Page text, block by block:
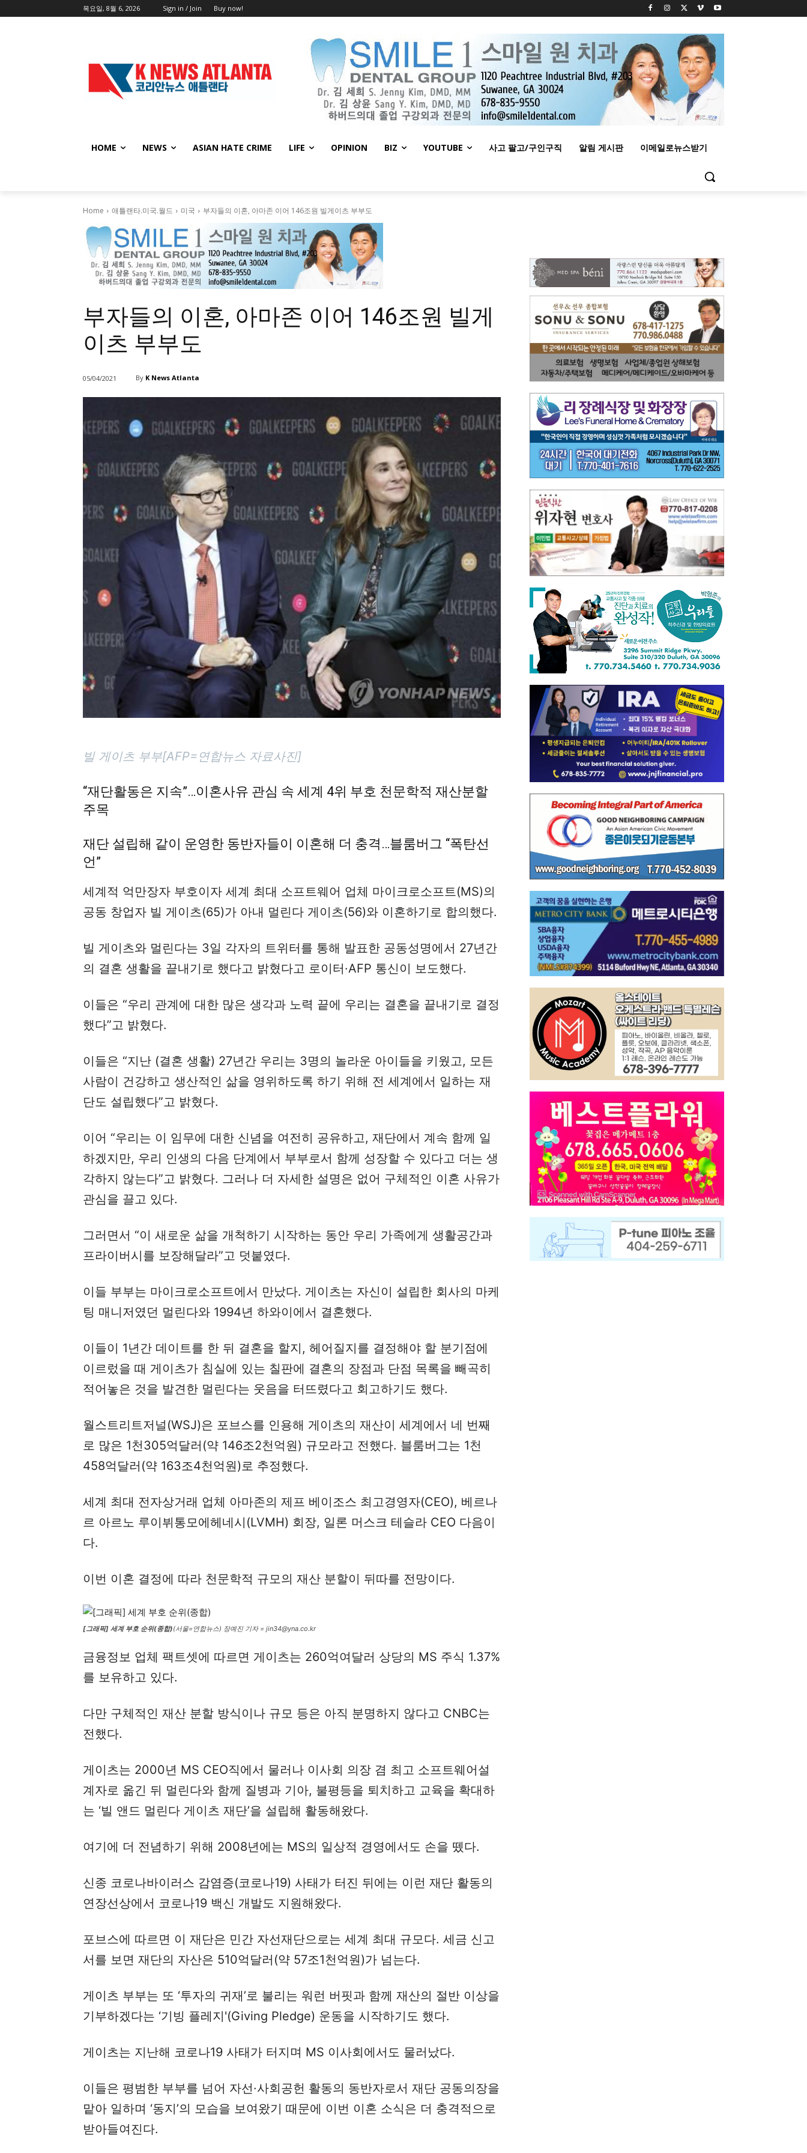
목요일, 8월 6, 2026 Sign in / Join Buy now!
HOME NEWS ASIAN HATE CRIME LIFE OPINION BIZ YOUTUBE 사고 팔고/구인구직 알림 게시판 이메일로뉴스받기
Home 애틀랜타.미국.월드 미국 부자들의 이혼, 아마존 이어 146조원 빌게이츠 부부도
부자들의 이혼, 아마존 이어 146조원 빌게
이츠 부부도
05/04/2021 By K News Atlanta
빌 게이츠 부부[AFP=연합뉴스 자료사진]
“재단활동은 지속”…이혼사유 관심 속 세계 4위 부호 천문학적 재산분할
주목
재단 설립해 같이 운영한 동반자들이 이혼해 더 충격…블룸버그 “폭탄선
언”
세계적 억만장자 부호이자 세계 최대 소프트웨어 업체 마이크로소프트(MS)의
공동 창업자 빌 게이츠(65)가 아내 멀린다 게이츠(56)와 이혼하기로 합의했다.
빌 게이츠와 멀린다는 3일 각자의 트위터를 통해 발표한 공동성명에서 27년간
의 결혼 생활을 끝내기로 했다고 밝혔다고 로이터·AFP 통신이 보도했다.
이들은 “우리 관계에 대한 많은 생각과 노력 끝에 우리는 결혼을 끝내기로 결정
했다”고 밝혔다.
이들은 “지난 (결혼 생활) 27년간 우리는 3명의 놀라운 아이들을 키웠고, 모든
사람이 건강하고 생산적인 삶을 영위하도록 하기 위해 전 세계에서 일하는 재
단도 설립했다”고 밝혔다.
이어 “우리는 이 임무에 대한 신념을 여전히 공유하고, 재단에서 계속 함께 일
하겠지만, 우리 인생의 다음 단계에서 부부로서 함께 성장할 수 있다고 더는 생
각하지 않는다”고 밝혔다. 그러나 더 자세한 설명은 없어 구체적인 이혼 사유가
관심을 끌고 있다.
그러면서 “이 새로운 삶을 개척하기 시작하는 동안 우리 가족에게 생활공간과
프라이버시를 보장해달라”고 덧붙였다.
이들 부부는 마이크로소프트에서 만났다. 게이츠는 자신이 설립한 회사의 마케
팅 매니저였던 멀린다와 1994년 하와이에서 결혼했다.
이들이 1년간 데이트를 한 뒤 결혼을 할지, 헤어질지를 결정해야 할 분기점에
이르렀을 때 게이츠가 침실에 있는 칠판에 결혼의 장점과 단점 목록을 빼곡히
적어놓은 것을 발견한 멀린다는 웃음을 터뜨렸다고 회고하기도 했다.
월스트리트저널(WSJ)은 포브스를 인용해 게이츠의 재산이 세계에서 네 번째
로 많은 1천305억달러(약 146조2천억원) 규모라고 전했다. 블룸버그는 1천
458억달러(약 163조4천억원)로 추정했다.
세계 최대 전자상거래 업체 아마존의 제프 베이조스 최고경영자(CEO), 베르나
르 아르노 루이뷔통모에헤네시(LVMH) 회장, 일론 머스크 테슬라 CEO 다음이
다.
이번 이혼 결정에 따라 천문학적 규모의 재산 분할이 뒤따를 전망이다.
[그래픽] 세계 부호 순위(종합)(서울=연합뉴스) 장예진 기자 = jin34@yna.co.kr
금융정보 업체 팩트셋에 따르면 게이츠는 260억여달러 상당의 MS 주식 1.37%
를 보유하고 있다.
다만 구체적인 재산 분할 방식이나 규모 등은 아직 분명하지 않다고 CNBC는
전했다.
게이츠는 2000년 MS CEO직에서 물러나 이사회 의장 겸 최고 소프트웨어설
계자로 옮긴 뒤 멀린다와 함께 질병과 기아, 불평등을 퇴치하고 교육을 확대하
는 ‘빌 앤드 멀린다 게이츠 재단’을 설립해 활동해왔다.
여기에 더 전념하기 위해 2008년에는 MS의 일상적 경영에서도 손을 뗐다.
신종 코로나바이러스 감염증(코로나19) 사태가 터진 뒤에는 이런 재단 활동의
연장선상에서 코로나19 백신 개발도 지원해왔다.
포브스에 따르면 이 재단은 민간 자선재단으로는 세계 최대 규모다. 세금 신고
서를 보면 재단의 자산은 510억달러(약 57조1천억원)가 넘는다.
게이츠 부부는 또 ‘투자의 귀재’로 불리는 워런 버핏과 함께 재산의 절반 이상을
기부하겠다는 ‘기빙 플레지'(Giving Pledge) 운동을 시작하기도 했다.
게이츠는 지난해 코로나19 사태가 터지며 MS 이사회에서도 물러났다.
이들은 평범한 부부를 넘어 자선·사회공헌 활동의 동반자로서 재단 공동의장을
맡아 일하며 ‘동지’의 모습을 보여왔기 때문에 이번 이혼 소식은 더 충격적으로
받아들여진다.